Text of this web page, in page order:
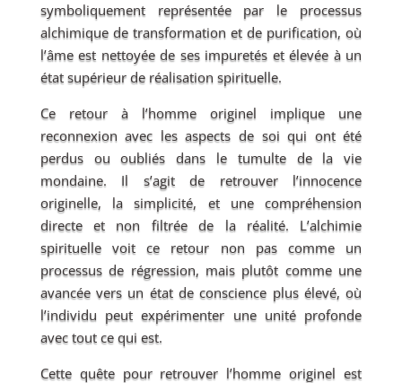
symboliquement représentée par le processus
alchimique de transformation et de purification, où
l’âme est nettoyée de ses impuretés et élevée à un
état supérieur de réalisation spirituelle.
Ce retour à l’homme originel implique une
reconnexion avec les aspects de soi qui ont été
perdus ou oubliés dans le tumulte de la vie
mondaine. Il s’agit de retrouver l’innocence
originelle, la simplicité, et une compréhension
directe et non filtrée de la réalité. L’alchimie
spirituelle voit ce retour non pas comme un
processus de régression, mais plutôt comme une
avancée vers un état de conscience plus élevé, où
l’individu peut expérimenter une unité profonde
avec tout ce qui est.
Cette quête pour retrouver l’homme originel est